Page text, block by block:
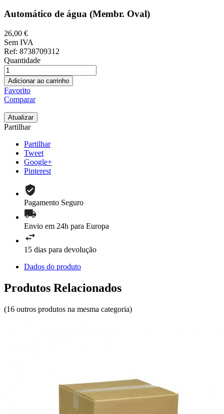
Automático de água (Membr. Oval)
26,00 €
Sem IVA
Ref: 8738709312
Quantidade
Adicionar ao carrinho
Favorito
Comparar
Partilhar
Partilhar
Tweet
Google+
Pinterest
Pagamento Seguro
Envio em 24h para Europa
15 dias para devolução
Dados do produto
Produtos Relacionados
(16 outros produtos na mesma categoria)